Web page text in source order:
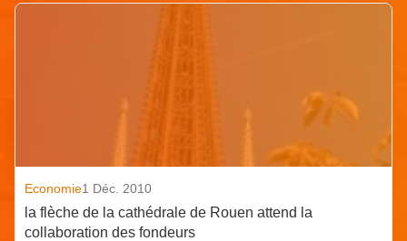
Economie1 Déc. 2010
la flèche de la cathédrale de Rouen attend la
collaboration des fondeurs